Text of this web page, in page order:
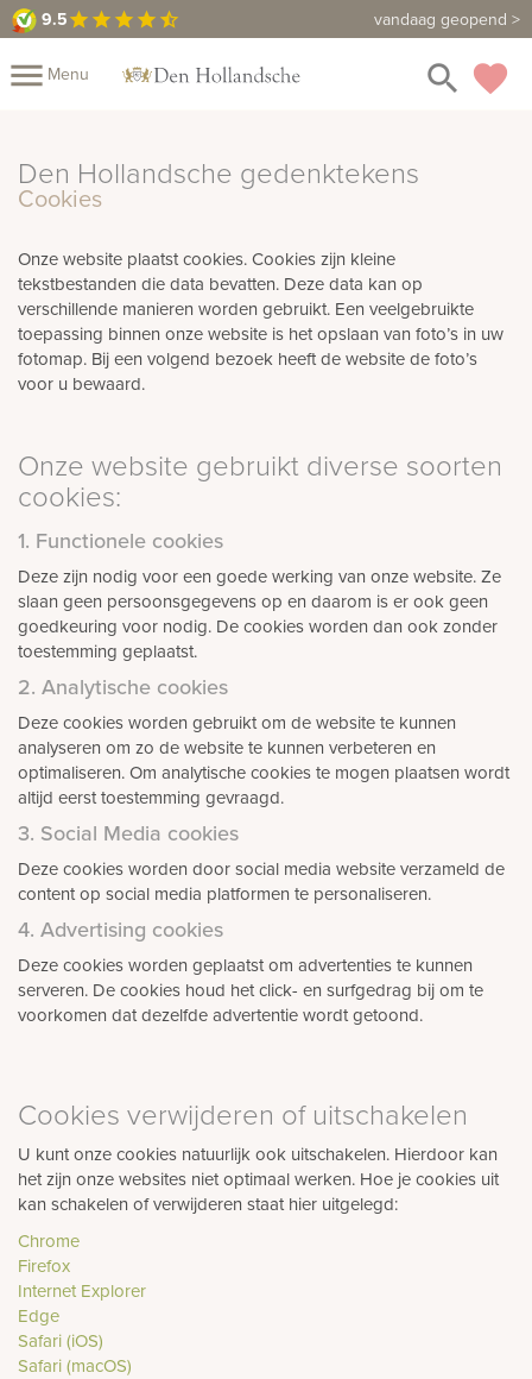
9.5star star star star star_half vandaag geopend >
9.5 Maak een vrijblijvende afspraak
menu Menu favorite
search
close
Assortiment
Urnen
Fotoboek
Informatie
Prijzen
Over
ons
Winkels Contact
Bekijk
Den Hollandsche gedenktekens
Cookies
Onze website plaatst cookies. Cookies zijn kleine
tekstbestanden die data bevatten. Deze data kan op
verschillende manieren worden gebruikt. Een veelgebruikte
toepassing binnen onze website is het opslaan van foto’s in uw
fotomap. Bij een volgend bezoek heeft de website de foto’s
voor u bewaard.
Onze website gebruikt diverse soorten
cookies:
1. Functionele cookies
Deze zijn nodig voor een goede werking van onze website. Ze
slaan geen persoonsgegevens op en daarom is er ook geen
goedkeuring voor nodig. De cookies worden dan ook zonder
toestemming geplaatst.
2. Analytische cookies
Deze cookies worden gebruikt om de website te kunnen
analyseren om zo de website te kunnen verbeteren en
optimaliseren. Om analytische cookies te mogen plaatsen wordt
altijd eerst toestemming gevraagd.
3. Social Media cookies
Deze cookies worden door social media website verzameld de
content op social media platformen te personaliseren.
4. Advertising cookies
Deze cookies worden geplaatst om advertenties te kunnen
serveren. De cookies houd het click- en surfgedrag bij om te
voorkomen dat dezelfde advertentie wordt getoond.
Cookies verwijderen of uitschakelen
U kunt onze cookies natuurlijk ook uitschakelen. Hierdoor kan
het zijn onze websites niet optimaal werken. Hoe je cookies uit
kan schakelen of verwijderen staat hier uitgelegd:
Chrome
Firefox
Internet Explorer
Edge
Safari (iOS)
Safari (macOS)